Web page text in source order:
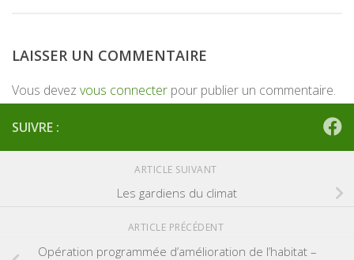
LAISSER UN COMMENTAIRE
Vous devez vous connecter pour publier un commentaire.
SUIVRE :
ARTICLE SUIVANT
Les gardiens du climat
ARTICLE PRÉCÉDENT
Opération programmée d’amélioration de l’habitat –